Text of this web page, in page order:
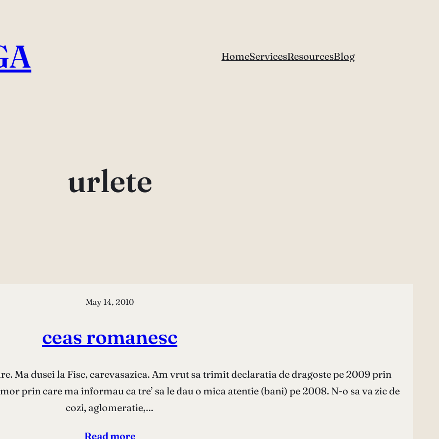
HomeServicesResourcesBlog
urlete
May 14, 2010
ceas romanesc
Ma dusei la Fisc, carevasazica. Am vrut sa trimit declaratia de dragoste pe 2009 prin
prin care ma informau ca tre’ sa le dau o mica atentie (bani) pe 2008. N-o sa va zic de
cozi, aglomeratie,…
Read more